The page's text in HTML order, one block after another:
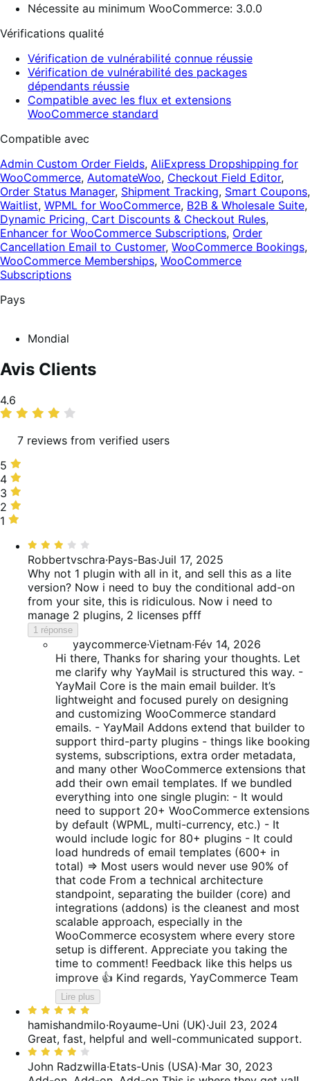
Nécessite au minimum WooCommerce: 3.0.0
Vérifications qualité
Vérification de vulnérabilité connue réussie
Vérification de vulnérabilité des packages
dépendants réussie
Compatible avec les flux et extensions
WooCommerce standard
Compatible avec
Admin Custom Order Fields, AliExpress Dropshipping for
WooCommerce, AutomateWoo, Checkout Field Editor,
Order Status Manager, Shipment Tracking, Smart Coupons,
Waitlist, WPML for WooCommerce, B2B & Wholesale Suite,
Dynamic Pricing, Cart Discounts & Checkout Rules,
Enhancer for WooCommerce Subscriptions, Order
Cancellation Email to Customer, WooCommerce Bookings,
WooCommerce Memberships, WooCommerce
Subscriptions
Pays
Mondial
Avis Clients
Moyenne
des
4.6
7 reviews from verified users
5 étoiles,
71 %
des
avis
5
4 étoiles,
14 %
des
avis
4
3 étoiles,
14 %
des
3
2 étoiles,
0 %
avis
2
1 étoile,
des
1
Noté
3
sur
5
Robbertvschra·Pays-Bas·Juil 17, 2025
Why not 1 plugin with all in it, and sell this as a lite
version? Now i need to buy the conditional add-on
from your site, this is ridiculous. Now i need to
manage 2 plugins, 2 licenses pfff
1 réponse
yaycommerce·Vietnam·Fév 14, 2026
Hi there, Thanks for sharing your thoughts. Let
me clarify why YayMail is structured this way. -
YayMail Core is the main email builder. It’s
lightweight and focused purely on designing
and customizing WooCommerce standard
emails. - YayMail Addons extend that builder to
support third-party plugins - things like booking
systems, subscriptions, extra order metadata,
and many other WooCommerce extensions that
add their own email templates. If we bundled
everything into one single plugin: - It would
need to support 20+ WooCommerce extensions
by default (WPML, multi-currency, etc.) - It
would include logic for 80+ plugins - It could
load hundreds of email templates (600+ in
total) => Most users would never use 90% of
that code From a technical architecture
standpoint, separating the builder (core) and
integrations (addons) is the cleanest and most
scalable approach, especially in the
WooCommerce ecosystem where every store
setup is different. Appreciate you taking the
time to comment! Feedback like this helps us
improve 👍 Kind regards, YayCommerce Team
Lire plus
Noté
5
sur
5
hamishandmilo·Royaume-Uni (UK)·Juil 23, 2024
Great, fast, helpful and well-communicated support.
Noté
4
John Radzwilla·Etats-Unis (USA)·Mar 30, 2023